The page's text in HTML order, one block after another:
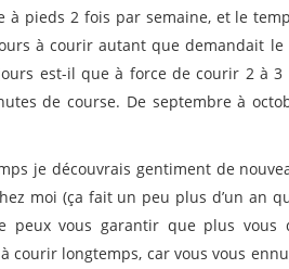
à pieds 2 fois par semaine, et le
à courir autant que demandait
est-il que à force de courir 2 à 3
de course. De septembre à
je découvrais gentiment de
moi (ça fait un peu plus d’un an
peux vous garantir que plus vous
courir longtemps, car vous vous